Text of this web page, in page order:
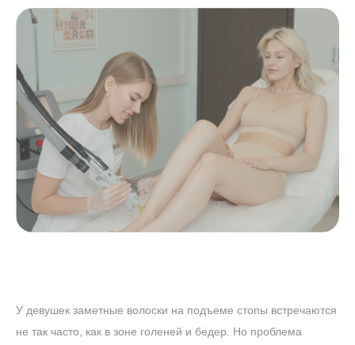
У девушек заметные волоски на подъеме стопы встречаются
не так часто, как в зоне голеней и бедер. Но проблема